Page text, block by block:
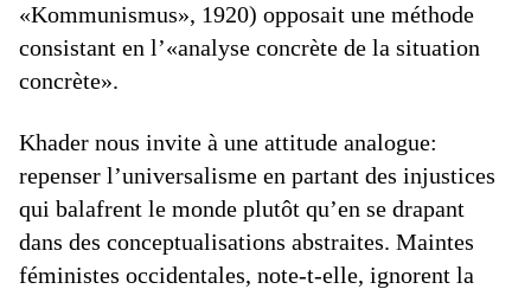
«Kommunismus», 1920) opposait une méthode
consistant en l’«analyse concrète de la situation
concrète».
Khader nous invite à une attitude analogue:
repenser l’universalisme en partant des injustices
qui balafrent le monde plutôt qu’en se drapant
dans des conceptualisations abstraites. Maintes
féministes occidentales, note-t-elle, ignorent la